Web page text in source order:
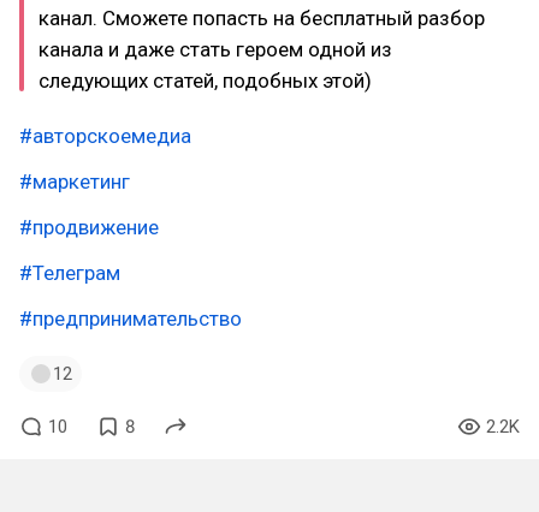
канал. Сможете попасть на бесплатный разбор
канала и даже стать героем одной из
следующих статей, подобных этой)
#авторскоемедиа
#маркетинг
#продвижение
#Телеграм
#предпринимательство
12
10 8 2.2K